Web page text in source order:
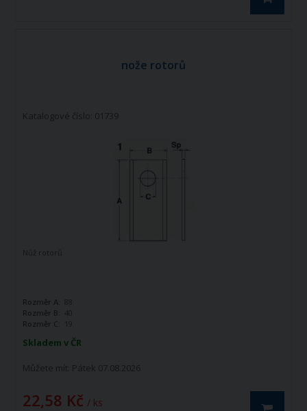
nože rotorů
Katalogové číslo: 01739
Skladem v ČR
Můžete mít: Pátek 07.08.2026
22,58 Kč / ks
Nůž rotorů
Rozměr A:
Rozměr B:
40
Rozměr C:
19